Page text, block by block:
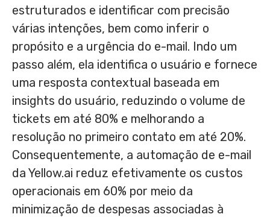
estruturados e identificar com precisão
várias intenções, bem como inferir o
propósito e a urgência do e-mail. Indo um
passo além, ela identifica o usuário e fornece
uma resposta contextual baseada em
insights do usuário, reduzindo o volume de
tickets em até 80% e melhorando a
resolução no primeiro contato em até 20%.
Consequentemente, a automação de e-mail
da Yellow.ai reduz efetivamente os custos
operacionais em 60% por meio da
minimização de despesas associadas à